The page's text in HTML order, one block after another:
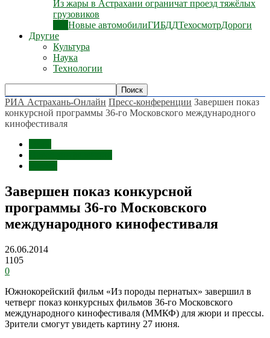
Из жары в Астрахани ограничат проезд тяжёлых
грузовиков
Новые автомобилиГИБДДТехосмотрДороги
Другие
Культура
Наука
Технологии
РИА Астрахань-Онлайн Пресс-конференции Завершен показ
конкурсной программы 36-го Московского международного
кинофестиваля
Завершен показ конкурсной
программы 36-го Московского
международного кинофестиваля
26.06.2014
1105
0
Южнокорейский фильм «Из породы пернатых» завершил в
четверг показ конкурсных фильмов 36-го Московского
международного кинофестиваля (ММКФ) для жюри и прессы.
Зрители смогут увидеть картину 27 июня.